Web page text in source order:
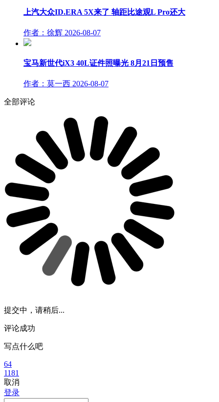
上汽大众ID.ERA 5X来了 轴距比途观L Pro还大
作者：徐辉 2026-08-07
宝马新世代iX3 40L证件照曝光 8月21日预售
作者：莫一西 2026-08-07
全部评论
提交中，请稍后...
评论成功
写点什么吧
64
1181
取消
登录